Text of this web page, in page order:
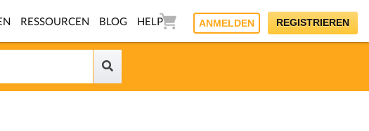
RESSOURCEN BLOG HELP ANMELDEN REGISTRIEREN